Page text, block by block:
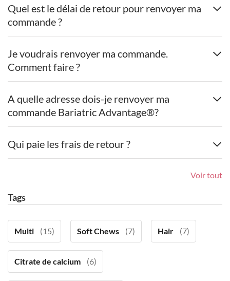
Quel est le délai de retour pour renvoyer ma
commande ?
Je voudrais renvoyer ma commande.
Comment faire ?
A quelle adresse dois-je renvoyer ma
commande Bariatric Advantage®?
Qui paie les frais de retour ?
Voir tout
Tags
Multi (15) Soft Chews (7) Hair (7)
Citrate de calcium (6)